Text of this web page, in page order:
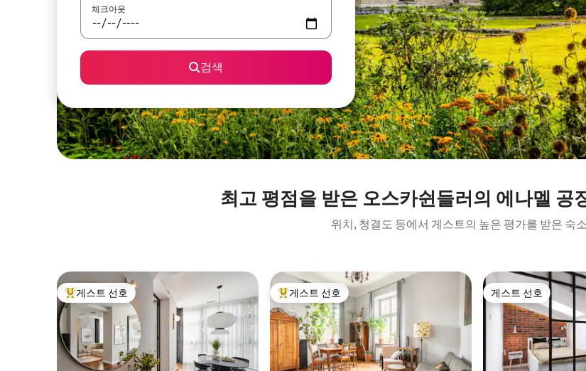
체크아웃
검색
최고 평점을 받은 오스카쉰들러의 에나멜 공
위치, 청결도 등에서 게스트의 높은 평가를 받은 숙
상위 게스트 선호
게스트 선호 상위 게스트 선호
게스트 선호 게스트 선호
게스트 선호